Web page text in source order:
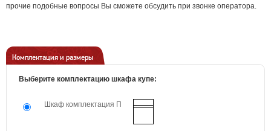
прочие подобные вопросы Вы сможете обсудить при звонке оператора.
Комплектация и размеры
Выберите комплектацию шкафа купе:
Шкаф комплектация П